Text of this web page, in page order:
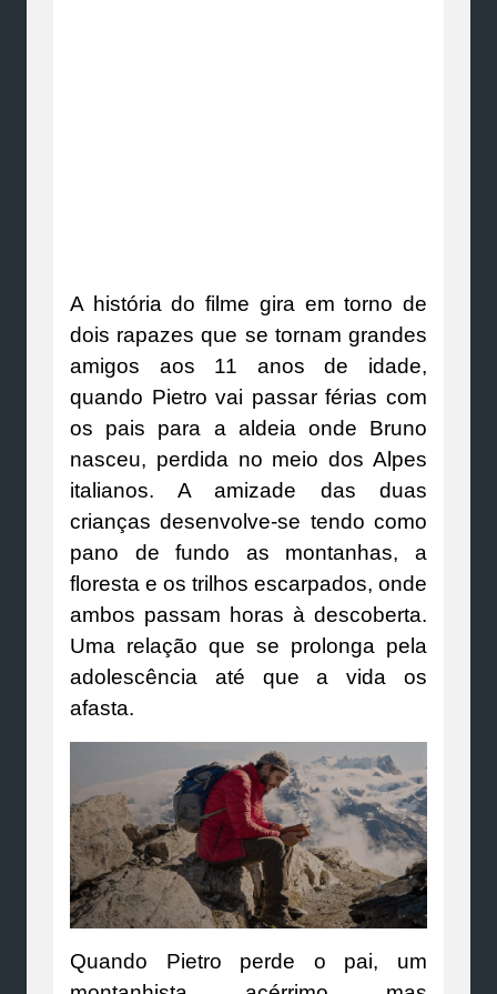
A história do filme gira em torno de
dois rapazes que se tornam grandes
amigos aos 11 anos de idade,
quando Pietro vai passar férias com
os pais para a aldeia onde Bruno
nasceu, perdida no meio dos Alpes
italianos. A amizade das duas
crianças desenvolve-se tendo como
pano de fundo as montanhas, a
floresta e os trilhos escarpados, onde
ambos passam horas à descoberta.
Uma relação que se prolonga pela
adolescência até que a vida os
afasta.
Quando Pietro perde o pai, um